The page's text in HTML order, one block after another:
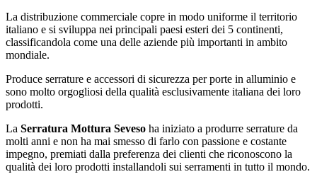
La distribuzione commerciale copre in modo uniforme il territorio
italiano e si sviluppa nei principali paesi esteri dei 5 continenti,
classificandola come una delle aziende più importanti in ambito
mondiale.
Produce serrature e accessori di sicurezza per porte in alluminio e
sono molto orgogliosi della qualità esclusivamente italiana dei loro
prodotti.
La Serratura Mottura Seveso ha iniziato a produrre serrature da
molti anni e non ha mai smesso di farlo con passione e costante
impegno, premiati dalla preferenza dei clienti che riconoscono la
qualità dei loro prodotti installandoli sui serramenti in tutto il mondo.